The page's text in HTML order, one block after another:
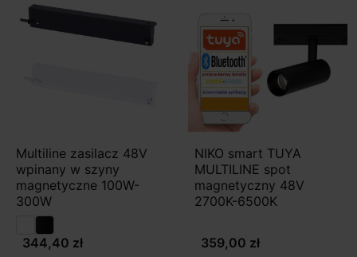
Multiline zasilacz 48V
wpinany w szyny
magnetyczne 100W-
300W
344,40 zł
NIKO smart TUYA
MULTILINE spot
magnetyczny 48V
2700K-6500K
359,00 zł